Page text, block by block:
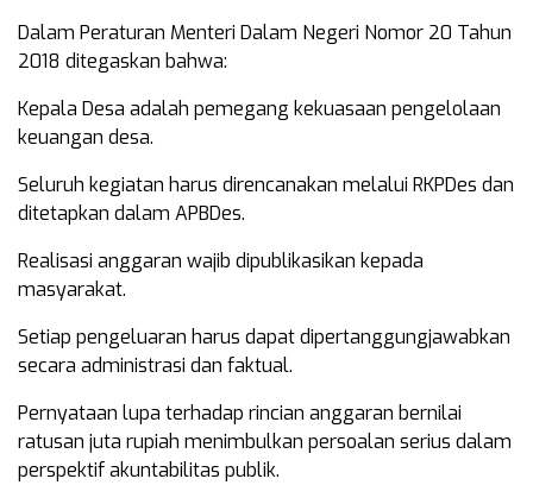
Dalam Peraturan Menteri Dalam Negeri Nomor 20 Tahun
2018 ditegaskan bahwa:
Kepala Desa adalah pemegang kekuasaan pengelolaan
keuangan desa.
Seluruh kegiatan harus direncanakan melalui RKPDes dan
ditetapkan dalam APBDes.
Realisasi anggaran wajib dipublikasikan kepada
masyarakat.
Setiap pengeluaran harus dapat dipertanggungjawabkan
secara administrasi dan faktual.
Pernyataan lupa terhadap rincian anggaran bernilai
ratusan juta rupiah menimbulkan persoalan serius dalam
perspektif akuntabilitas publik.